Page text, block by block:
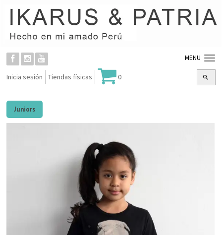
MENU
Inicia sesión Tiendas físicas 0
Juniors